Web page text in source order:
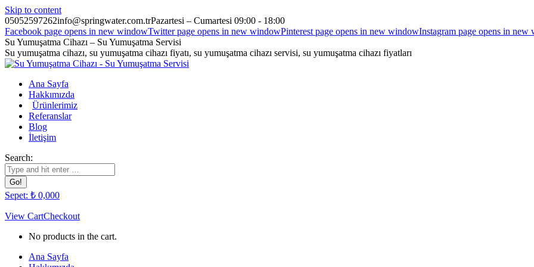
Skip to content
05052597262info@springwater.com.trPazartesi – Cumartesi 09:00 - 18:00
Facebook page opens in new windowTwitter page opens in new windowPinterest page opens in new windowInstagram page opens in new
Su Yumuşatma Cihazı – Su Yumuşatma Servisi
Su yumuşatma cihazı, su yumuşatma cihazı fiyatı, su yumuşatma cihazı servisi, su yumuşatma cihazı fiyatları
Ana Sayfa
Hakkımızda
Ürünlerimiz
Referanslar
Blog
İletişim
Search:
Sepet: ₺ 0,000
View CartCheckout
No products in the cart.
Ana Sayfa